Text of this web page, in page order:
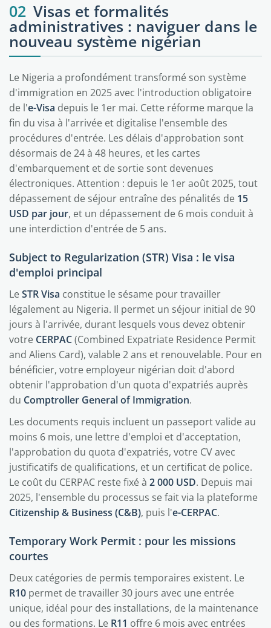
02 Visas et formalités
administratives : naviguer dans le
nouveau système nigérian
Le Nigeria a profondément transformé son système
d'immigration en 2025 avec l'introduction obligatoire
de l'e-Visa depuis le 1er mai. Cette réforme marque la
fin du visa à l'arrivée et digitalise l'ensemble des
procédures d'entrée. Les délais d'approbation sont
désormais de 24 à 48 heures, et les cartes
d'embarquement et de sortie sont devenues
électroniques. Attention : depuis le 1er août 2025, tout
dépassement de séjour entraîne des pénalités de 15
USD par jour, et un dépassement de 6 mois conduit à
une interdiction d'entrée de 5 ans.
Subject to Regularization (STR) Visa : le visa
d'emploi principal
LeSTR Visa constitue le sésame pour travailler
légalement au Nigeria. Il permet un séjour initial de 90
jours à l'arrivée, durant lesquels vous devez obtenir
votre CERPAC(Combined Expatriate Residence Permit
and Aliens Card), valable 2 ans et renouvelable. Pour en
bénéficier, votre employeur nigérian doit d'abord
obtenir l'approbation d'un quota d'expatriés auprès
du Comptroller General of Immigration.
Les documents requis incluent un passeport valide au
moins 6 mois, une lettre d'emploi et d'acceptation,
l'approbation du quota d'expatriés, votre CV avec
justificatifs de qualifications, et un certificat de police.
Le coût du CERPAC reste fixé à 2 000 USD. Depuis mai
2025, l'ensemble du processus se fait via la plateforme
Citizenship & Business (C&B), puis l'e-CERPAC.
Temporary Work Permit : pour les missions
courtes
Deux catégories de permis temporaires existent. Le
R10 permet de travailler 30 jours avec une entrée
unique, idéal pour des installations, de la maintenance
ou des formations. Le R11 offre 6 mois avec entrées